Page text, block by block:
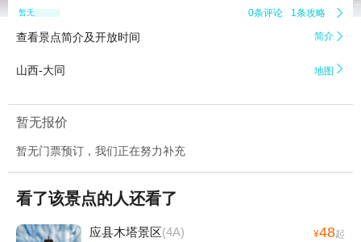
暂无点评 0条评论 1条攻略 
查看景点简介及开放时间 简介 
山西-大同 地图 
暂无报价
暂无门票预订，我们正在努力补充
看了该景点的人还看了
应县木塔景区(4A) ¥48起